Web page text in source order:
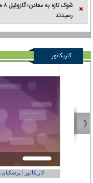
رسیدند
کاریکاتور
کاریکاتور |